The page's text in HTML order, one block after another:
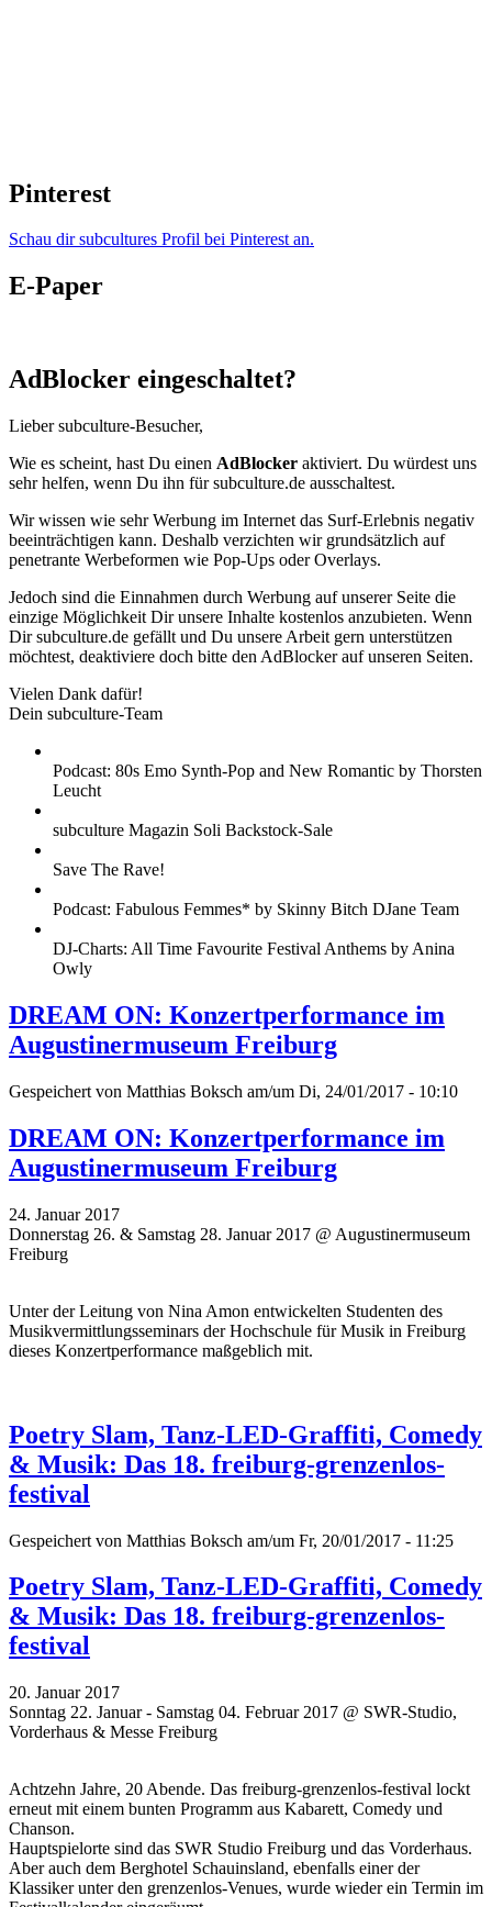
Pinterest
Schau dir subcultures Profil bei Pinterest an.
E-Paper
AdBlocker eingeschaltet?
Lieber subculture-Besucher,
Wie es scheint, hast Du einen AdBlocker aktiviert. Du würdest uns
sehr helfen, wenn Du ihn für subculture.de ausschaltest.
Wir wissen wie sehr Werbung im Internet das Surf-Erlebnis negativ
beeinträchtigen kann. Deshalb verzichten wir grundsätzlich auf
penetrante Werbeformen wie Pop-Ups oder Overlays.
Jedoch sind die Einnahmen durch Werbung auf unserer Seite die
einzige Möglichkeit Dir unsere Inhalte kostenlos anzubieten. Wenn
Dir subculture.de gefällt und Du unsere Arbeit gern unterstützen
möchtest, deaktiviere doch bitte den AdBlocker auf unseren Seiten.
Vielen Dank dafür!
Dein subculture-Team
Podcast: 80s Emo Synth-Pop and New Romantic by Thorsten
Leucht
subculture Magazin Soli Backstock-Sale
Save The Rave!
Podcast: Fabulous Femmes* by Skinny Bitch DJane Team
DJ-Charts: All Time Favourite Festival Anthems by Anina
Owly
DREAM ON: Konzertperformance im
Augustinermuseum Freiburg
Gespeichert von Matthias Boksch am/um Di, 24/01/2017 - 10:10
DREAM ON: Konzertperformance im
Augustinermuseum Freiburg
24. Januar 2017
Donnerstag 26. & Samstag 28. Januar 2017 @ Augustinermuseum
Freiburg
Unter der Leitung von Nina Amon entwickelten Studenten des
Musikvermittlungsseminars der Hochschule für Musik in Freiburg
dieses Konzertperformance maßgeblich mit.
Poetry Slam, Tanz-LED-Graffiti, Comedy
& Musik: Das 18. freiburg-grenzenlos-
festival
Gespeichert von Matthias Boksch am/um Fr, 20/01/2017 - 11:25
Poetry Slam, Tanz-LED-Graffiti, Comedy
& Musik: Das 18. freiburg-grenzenlos-
festival
20. Januar 2017
Sonntag 22. Januar - Samstag 04. Februar 2017 @ SWR-Studio,
Vorderhaus & Messe Freiburg
Achtzehn Jahre, 20 Abende. Das freiburg-grenzenlos-festival lockt
erneut mit einem bunten Programm aus Kabarett, Comedy und
Chanson.
Hauptspielorte sind das SWR Studio Freiburg und das Vorderhaus.
Aber auch dem Berghotel Schauinsland, ebenfalls einer der
Klassiker unter den grenzenlos-Venues, wurde wieder ein Termin im